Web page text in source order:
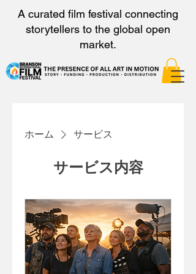
A curated film festival connecting
storytellers to the global open
market.
ホーム サービス
サービス内容